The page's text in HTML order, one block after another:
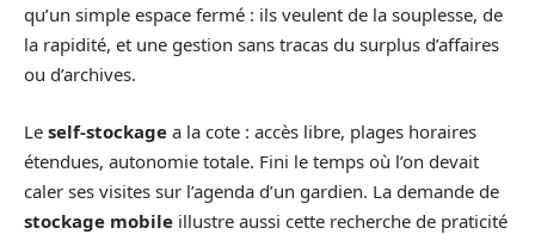
qu’un simple espace fermé : ils veulent de la souplesse, de
la rapidité, et une gestion sans tracas du surplus d’affaires
ou d’archives.
Le self-stockage a la cote : accès libre, plages horaires
étendues, autonomie totale. Fini le temps où l’on devait
caler ses visites sur l’agenda d’un gardien. La demande de
stockage mobile illustre aussi cette recherche de praticité